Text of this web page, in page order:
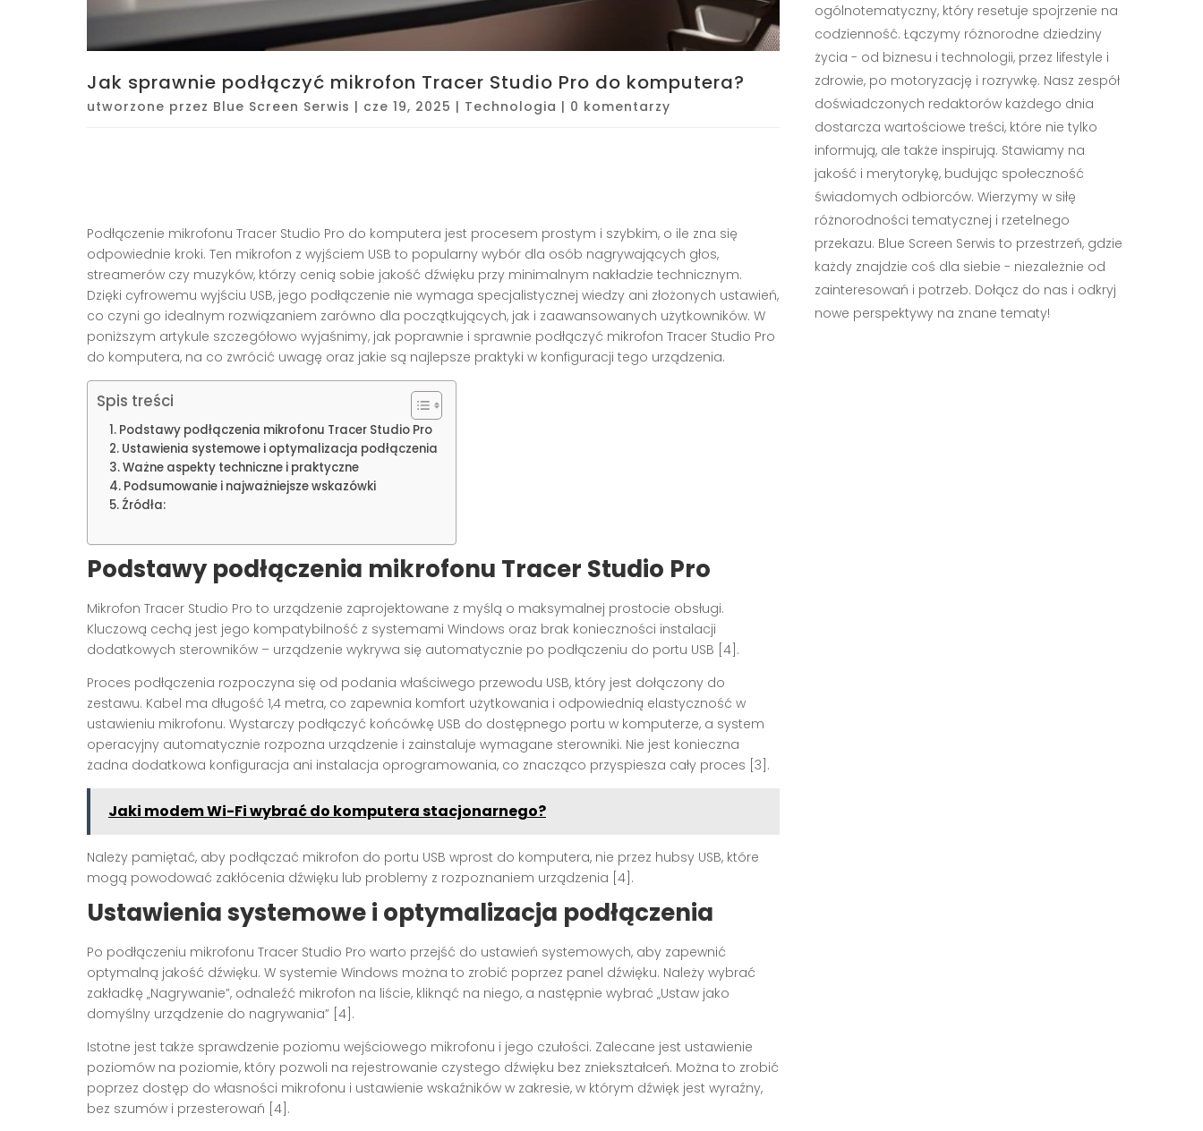
Jak sprawnie podłączyć mikrofon Tracer Studio Pro do komputera?
utworzone przez Blue Screen Serwis | cze 19, 2025 | Technologia | 0 komentarzy
Podłączenie mikrofonu Tracer Studio Pro do komputera jest procesem prostym i szybkim, o ile zna się
odpowiednie kroki. Ten mikrofon z wyjściem USB to popularny wybór dla osób nagrywających głos,
streamerów czy muzyków, którzy cenią sobie jakość dźwięku przy minimalnym nakładzie technicznym.
Dzięki cyfrowemu wyjściu USB, jego podłączenie nie wymaga specjalistycznej wiedzy ani złożonych ustawień,
co czyni go idealnym rozwiązaniem zarówno dla początkujących, jak i zaawansowanych użytkowników. W
poniższym artykule szczegółowo wyjaśnimy, jak poprawnie i sprawnie podłączyć mikrofon Tracer Studio Pro
do komputera, na co zwrócić uwagę oraz jakie są najlepsze praktyki w konfiguracji tego urządzenia.
Spis treści
Podstawy podłączenia mikrofonu Tracer Studio Pro
Ustawienia systemowe i optymalizacja podłączenia
Ważne aspekty techniczne i praktyczne
Podsumowanie i najważniejsze wskazówki
Źródła:
Podstawy podłączenia mikrofonu Tracer Studio Pro
Mikrofon Tracer Studio Pro to urządzenie zaprojektowane z myślą o maksymalnej prostocie obsługi.
Kluczową cechą jest jego kompatybilność z systemami Windows oraz brak konieczności instalacji
dodatkowych sterowników – urządzenie wykrywa się automatycznie po podłączeniu do portu USB [4].
Proces podłączenia rozpoczyna się od podania właściwego przewodu USB, który jest dołączony do
zestawu. Kabel ma długość 1,4 metra, co zapewnia komfort użytkowania i odpowiednią elastyczność w
ustawieniu mikrofonu. Wystarczy podłączyć końcówkę USB do dostępnego portu w komputerze, a system
operacyjny automatycznie rozpozna urządzenie i zainstaluje wymagane sterowniki. Nie jest konieczna
żadna dodatkowa konfiguracja ani instalacja oprogramowania, co znacząco przyspiesza cały proces [3].
Jaki modem Wi-Fi wybrać do komputera stacjonarnego?
Należy pamiętać, aby podłączać mikrofon do portu USB wprost do komputera, nie przez hubsy USB, które
mogą powodować zakłócenia dźwięku lub problemy z rozpoznaniem urządzenia [4].
Ustawienia systemowe i optymalizacja podłączenia
Po podłączeniu mikrofonu Tracer Studio Pro warto przejść do ustawień systemowych, aby zapewnić
optymalną jakość dźwięku. W systemie Windows można to zrobić poprzez panel dźwięku. Należy wybrać
zakładkę „Nagrywanie”, odnaleźć mikrofon na liście, kliknąć na niego, a następnie wybrać „Ustaw jako
domyślny urządzenie do nagrywania” [4].
Istotne jest także sprawdzenie poziomu wejściowego mikrofonu i jego czułości. Zalecane jest ustawienie
poziomów na poziomie, który pozwoli na rejestrowanie czystego dźwięku bez zniekształceń. Można to zrobić
poprzez dostęp do własności mikrofonu i ustawienie wskaźników w zakresie, w którym dźwięk jest wyraźny,
bez szumów i przesterowań [4].
ogólnotematyczny, który resetuje spojrzenie na
codzienność. Łączymy różnorodne dziedziny
życia - od biznesu i technologii, przez lifestyle i
zdrowie, po motoryzację i rozrywkę. Nasz zespół
doświadczonych redaktorów każdego dnia
dostarcza wartościowe treści, które nie tylko
informują, ale także inspirują. Stawiamy na
jakość i merytorykę, budując społeczność
świadomych odbiorców. Wierzymy w siłę
różnorodności tematycznej i rzetelnego
przekazu. Blue Screen Serwis to przestrzeń, gdzie
każdy znajdzie coś dla siebie - niezależnie od
zainteresowań i potrzeb. Dołącz do nas i odkryj
nowe perspektywy na znane tematy!